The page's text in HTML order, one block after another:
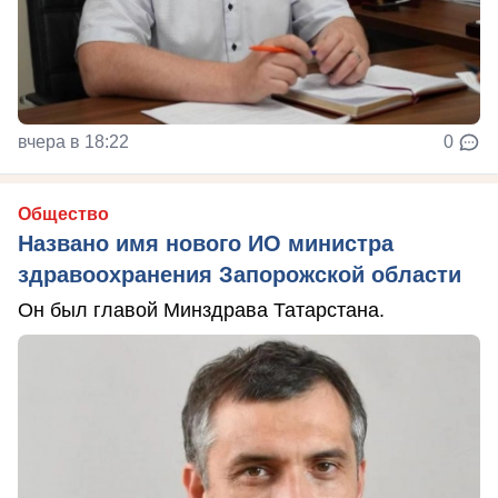
вчера в 18:22 0
Общество
Названо имя нового ИО министра
здравоохранения Запорожской области
Он был главой Минздрава Татарстана.